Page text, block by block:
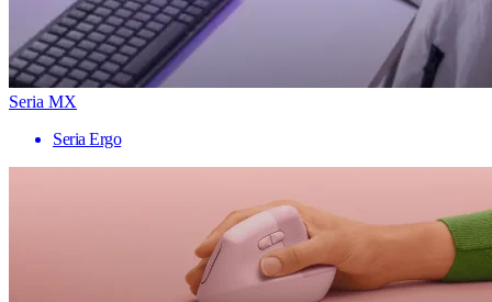
Seria MX
Seria Ergo